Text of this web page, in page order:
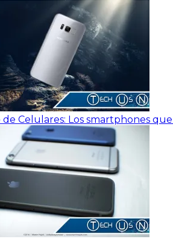
Celulares: Los smartphones